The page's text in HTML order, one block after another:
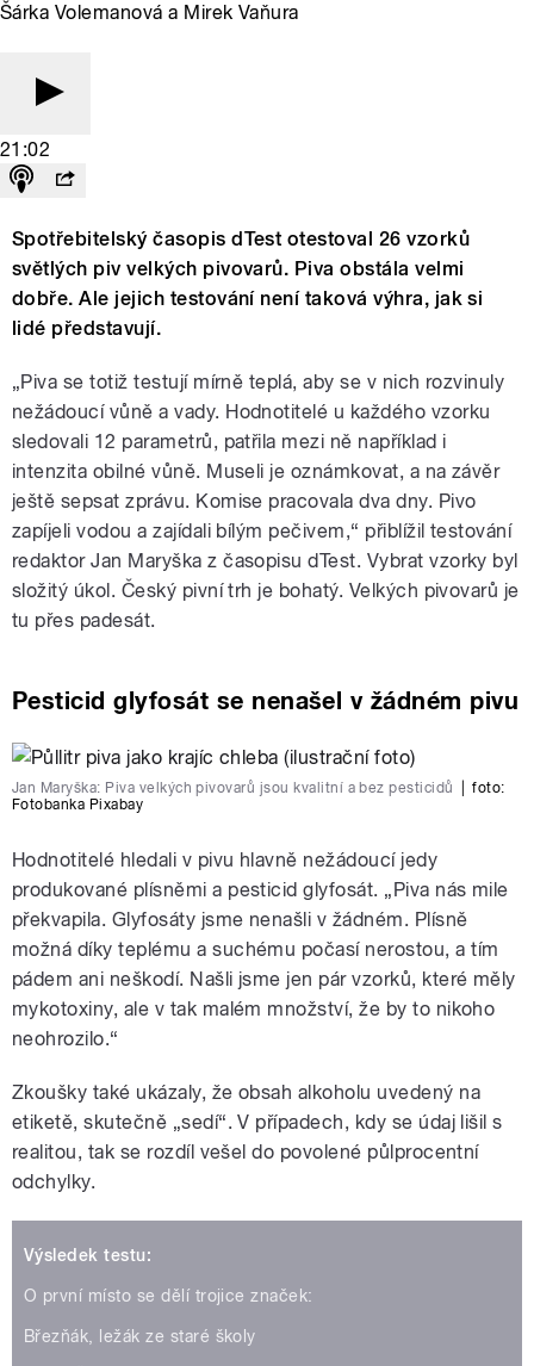
Šárka Volemanová a Mirek Vaňura
21:02
Spotřebitelský časopis dTest otestoval 26 vzorků
světlých piv velkých pivovarů. Piva obstála velmi
dobře. Ale jejich testování není taková výhra, jak si
lidé představují.
„Piva se totiž testují mírně teplá, aby se v nich rozvinuly
nežádoucí vůně a vady. Hodnotitelé u každého vzorku
sledovali 12 parametrů, patřila mezi ně například i
intenzita obilné vůně. Museli je oznámkovat, a na závěr
ještě sepsat zprávu. Komise pracovala dva dny. Pivo
zapíjeli vodou a zajídali bílým pečivem,“ přiblížil testování
redaktor Jan Maryška z časopisu dTest. Vybrat vzorky byl
složitý úkol. Český pivní trh je bohatý. Velkých pivovarů je
tu přes padesát.
Pesticid glyfosát se nenašel v žádném pivu
Jan Maryška: Piva velkých pivovarů jsou kvalitní a bez pesticidů
foto:
Fotobanka Pixabay
Hodnotitelé hledali v pivu hlavně nežádoucí jedy
produkované plísněmi a pesticid glyfosát. „Piva nás mile
překvapila. Glyfosáty jsme nenašli v žádném. Plísně
možná díky teplému a suchému počasí nerostou, a tím
pádem ani neškodí. Našli jsme jen pár vzorků, které měly
mykotoxiny, ale v tak malém množství, že by to nikoho
neohrozilo.“
Zkoušky také ukázaly, že obsah alkoholu uvedený na
etiketě, skutečně „sedí“. V případech, kdy se údaj lišil s
realitou, tak se rozdíl vešel do povolené půlprocentní
odchylky.
Výsledek testu:
O první místo se dělí trojice značek:
Březňák, ležák ze staré školy